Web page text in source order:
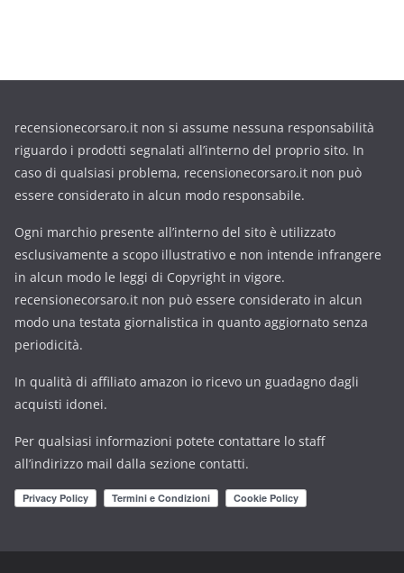
recensionecorsaro.it non si assume nessuna responsabilità
riguardo i prodotti segnalati all’interno del proprio sito. In
caso di qualsiasi problema, recensionecorsaro.it non può
essere considerato in alcun modo responsabile.
Ogni marchio presente all’interno del sito è utilizzato
esclusivamente a scopo illustrativo e non intende infrangere
in alcun modo le leggi di Copyright in vigore.
recensionecorsaro.it non può essere considerato in alcun
modo una testata giornalistica in quanto aggiornato senza
periodicità.
In qualità di affiliato amazon io ricevo un guadagno dagli
acquisti idonei.
Per qualsiasi informazioni potete contattare lo staff
all’indirizzo mail dalla sezione contatti.